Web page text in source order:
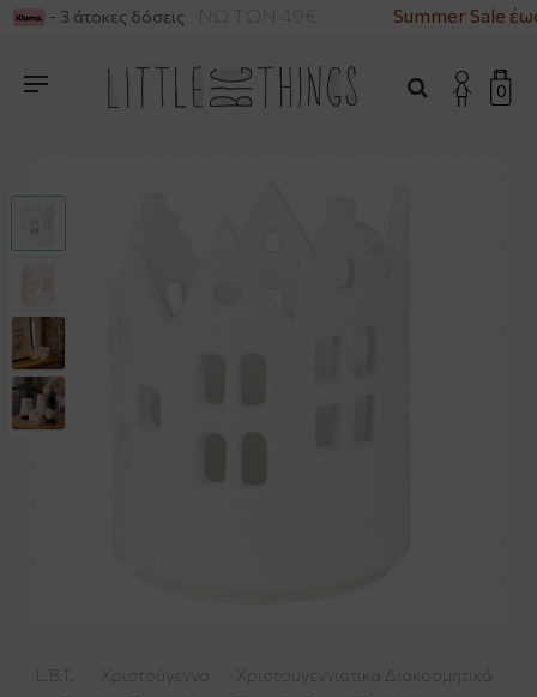
ΓΙΑ ΑΓΟΡΕΣ ΑΝΩ ΤΩΝ 49€ Summer Sale
- 3 άτοκες δόσεις
0
L.B.T. Χριστούγεννα
Χριστουγεννιάτικα Διακοσμητικά